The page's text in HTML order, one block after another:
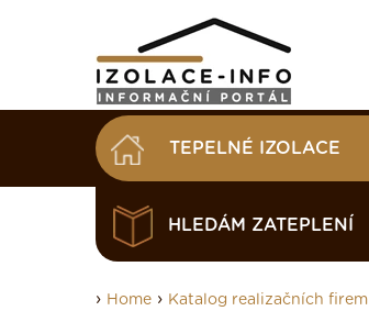
TEPELNÉ IZOLACE
HLEDÁM ZATEPLENÍ
› Home › Katalog realizačních firem